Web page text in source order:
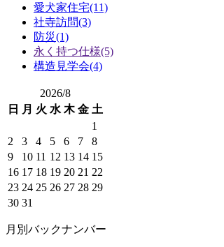
愛犬家住宅(11)
社寺訪問(3)
防災(1)
永く持つ仕様(5)
構造見学会(4)
2026/8
日
月 火 水 木 金 土
1
2
3 4 5 6 7
8
9
10 11 12 13 14 15
16 17 18 19 20 21 22
23 24 25 26 27 28 29
30 31
月別バックナンバー